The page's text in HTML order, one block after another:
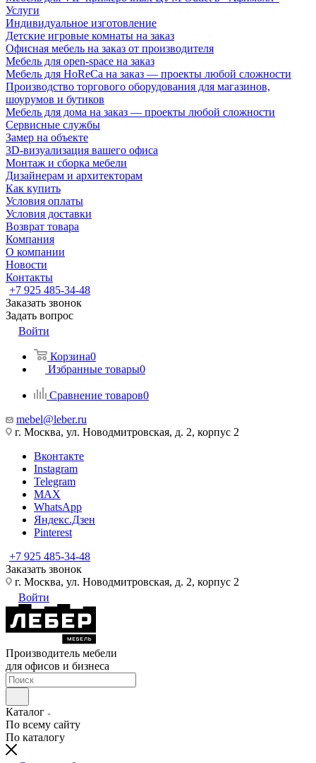
Услуги
Индивидуальное изготовление
Детские игровые комнаты на заказ
Офисная мебель на заказ от производителя
Мебель для open-space на заказ
Мебель для HoReCa на заказ — проекты любой сложности
Производство торгового оборудования для магазинов,
шоурумов и бутиков
Мебель для дома на заказ — проекты любой сложности
Сервисные службы
Замер на объекте
3D-визуализация вашего офиса
Монтаж и сборка мебели
Дизайнерам и архитекторам
Как купить
Условия оплаты
Условия доставки
Возврат товара
Компания
О компании
Новости
Контакты
+7 925 485-34-48
Заказать звонок
Задать вопрос
Войти
Корзина0
Избранные товары0
Сравнение товаров0
mebel@leber.ru
г. Москва, ул. Новодмитровская, д. 2, корпус 2
Вконтакте
Instagram
Telegram
MAX
WhatsApp
Яндекс.Дзен
Pinterest
+7 925 485-34-48
Заказать звонок
г. Москва, ул. Новодмитровская, д. 2, корпус 2
Войти
Производитель мебели
для офисов и бизнеса
Каталог
По всему сайту
По каталогу